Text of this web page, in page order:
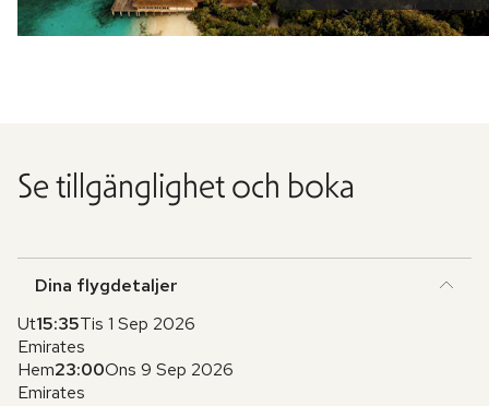
Se tillgänglighet och boka
Dina flygdetaljer
Ut15:35Tis 1 Sep 2026
Emirates
Hem23:00Ons 9 Sep 2026
Emirates